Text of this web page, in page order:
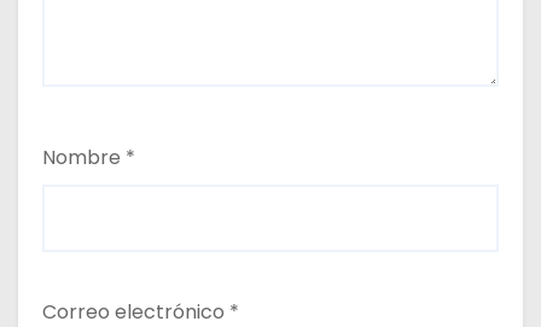
Nombre *
Correo electrónico *